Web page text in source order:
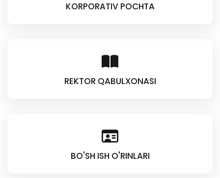
KORPORATIV POCHTA
REKTOR QABULXONASI
BO'SH ISH O'RINLARI